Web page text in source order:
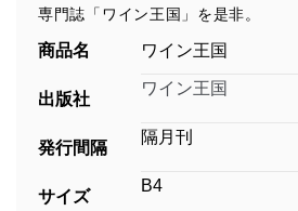
専門誌「ワイン王国」を是非。
商品名 ワイン王国
出版社
ワイン王国
発行間隔
隔月刊
サイズ
B4